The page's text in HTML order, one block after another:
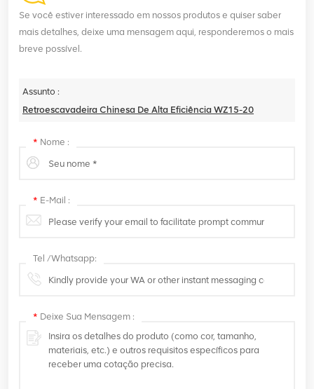
Se você estiver interessado em nossos produtos e quiser saber
mais detalhes, deixe uma mensagem aqui, responderemos o mais
breve possível.
Assunto :
Retroescavadeira Chinesa De Alta Eficiência WZ15-20
* Nome :
* E-Mail :
Tel /Whatsapp:
* Deixe Sua Mensagem :